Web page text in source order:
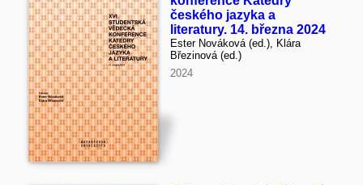
českého jazyka a
literatury. 14. března 2024
Ester Nováková (ed.), Klára
Březinová (ed.)
2024